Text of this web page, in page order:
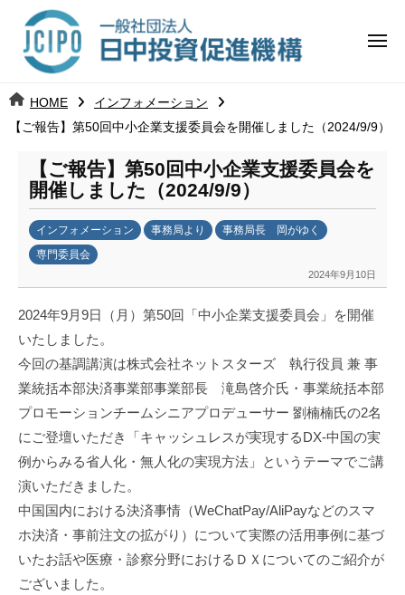
ツ 日
中
投
資
促
進
機
構
j
c
メ
HOME
インフォメーション
【ご報告】第50回中小企業支援委員会を開催しました（2024/9/9）
【ご報告】第50回中小企業支援委員会を
開催しました（2024/9/9）
インフォメーション 事務局より
事務局長 岡がゆく
専門委員会
2024年9月10日
日
中
投
資
促
構
(
j
c
i
p
2024年9月9日（月）第50回「中小企業支援委員会」を開催
いたしました。
今回の基調講演は株式会社ネットスターズ 執行役員 兼 事
業統括本部決済事業部事業部長 滝島啓介氏・事業統括本部
プロモーションチームシニアプロデューサー 劉楠楠氏の2名
にご登壇いただき「キャッシュレスが実現するDX-中国の実
例からみる省人化・無人化の実現方法」というテーマでご講
演いただきました。
中国国内における決済事情（WeChatPay/AliPayなどのスマ
ホ決済・事前注文の拡がり）について実際の活用事例に基づ
いたお話や医療・診察分野におけるＤＸについてのご紹介が
ございました。
日
中
資
進
機
構